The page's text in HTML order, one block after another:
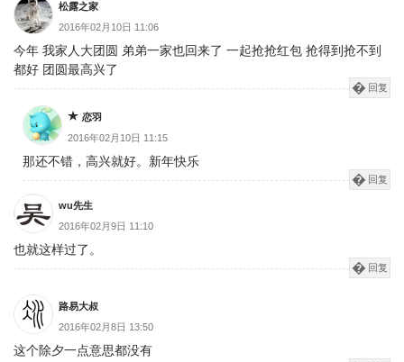
松露之家
2016年02月10日 11:06
今年 我家人大团圆 弟弟一家也回来了 一起抢抢红包 抢得到抢不到
都好 团圆最高兴了
回复
恋羽
2016年02月10日 11:15
那还不错，高兴就好。新年快乐
回复
wu先生
2016年02月9日 11:10
也就这样过了。
回复
路易大叔
2016年02月8日 13:50
这个除夕一点意思都没有